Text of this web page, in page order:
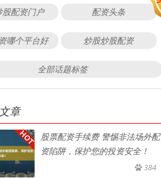
股配资门户 配资头条
哪个平台好 炒股炒股配资
全部话题标签
章
股票配资手续费 警惕非法场外配
资陷阱，保护您的投资安全！
384